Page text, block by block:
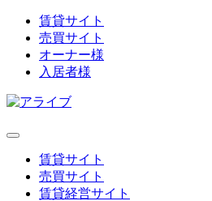
賃貸サイト
売買サイト
オーナー様
入居者様
賃貸サイト
売買サイト
賃貸経営サイト